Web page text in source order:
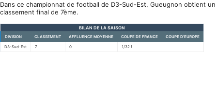
Dans ce championnat de football de D3-Sud-Est, Gueugnon obtient un
classement final de 7ème.
BILAN DE LA SAISON
DIVISION CLASSEMENT AFFLUENCE MOYENNE COUPE DE FRANCE COUPE D'EUROPE
D3-Sud-Est 7 0 1/32 f